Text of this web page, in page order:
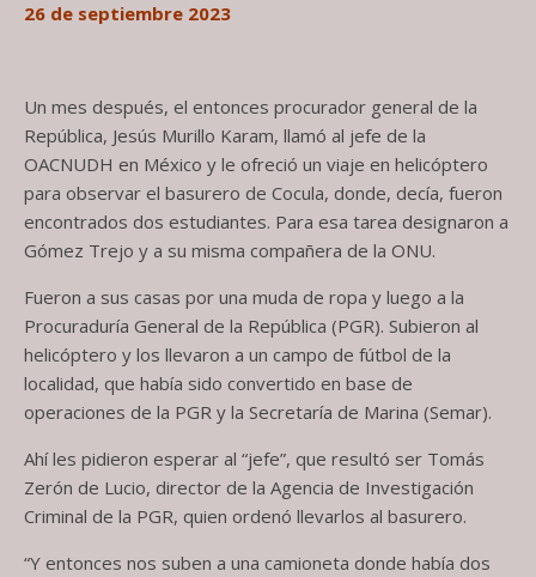
26 de septiembre 2023
Un mes después, el entonces procurador general de la
República, Jesús Murillo Karam, llamó al jefe de la
OACNUDH en México y le ofreció un viaje en helicóptero
para observar el basurero de Cocula, donde, decía, fueron
encontrados dos estudiantes. Para esa tarea designaron a
Gómez Trejo y a su misma compañera de la ONU.
Fueron a sus casas por una muda de ropa y luego a la
Procuraduría General de la República (PGR). Subieron al
helicóptero y los llevaron a un campo de fútbol de la
localidad, que había sido convertido en base de
operaciones de la PGR y la Secretaría de Marina (Semar).
Ahí les pidieron esperar al “jefe”, que resultó ser Tomás
Zerón de Lucio, director de la Agencia de Investigación
Criminal de la PGR, quien ordenó llevarlos al basurero.
“Y entonces nos suben a una camioneta donde había dos